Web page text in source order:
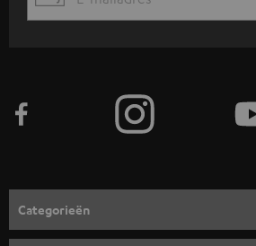
e
n
o
r
EMAIL
Categorieën